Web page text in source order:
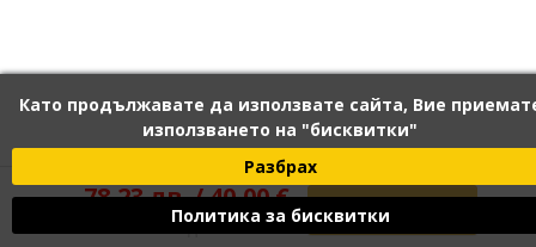
Като продължавате да използвате сайта, Вие
използването на "бисквитки"
Разбрах
Политика за бисквитки
78,23 лв. / 40,00 €
С вкл. данък
 ПОРЪЧАЙ